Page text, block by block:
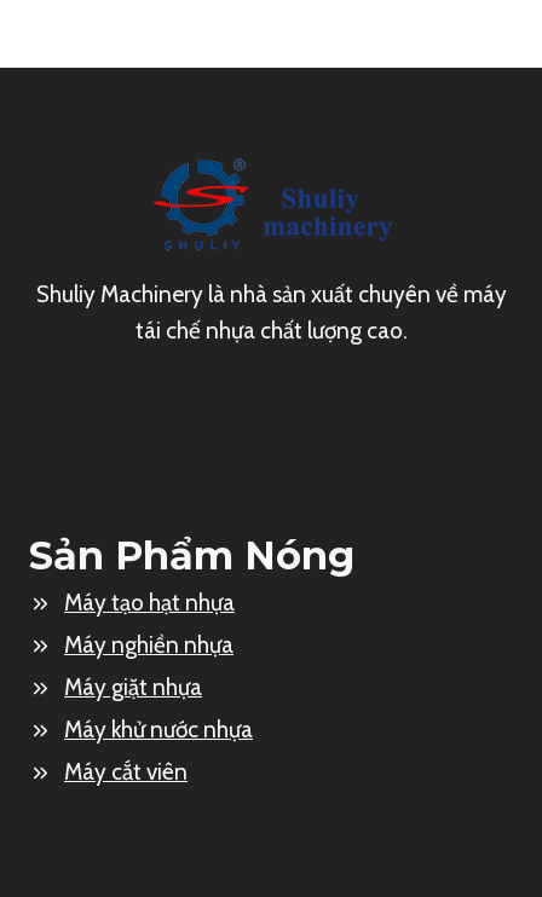
Shuliy Machinery là nhà sản xuất chuyên về máy
tái chế nhựa chất lượng cao.
Sản Phẩm Nóng
Máy tạo hạt nhựa
Máy nghiền nhựa
Máy giặt nhựa
Máy khử nước nhựa
Máy cắt viên